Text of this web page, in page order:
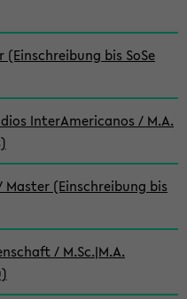
bis SoSe
InterAmericanos / M.A.
(Einschreibung bis
/ M.Sc.|M.A.